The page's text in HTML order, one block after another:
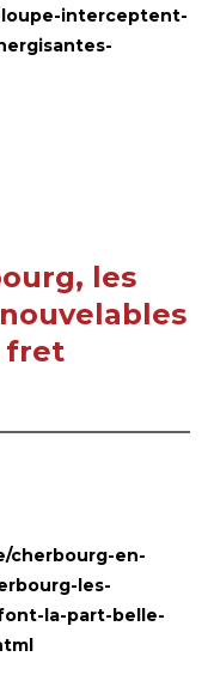
interceptent-
les
fret
cherbourg-en-
les-
la-part-belle-